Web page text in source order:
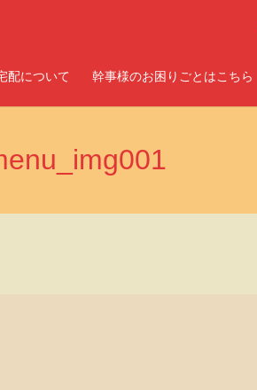
配について 幹事様のお困りごとはこちら